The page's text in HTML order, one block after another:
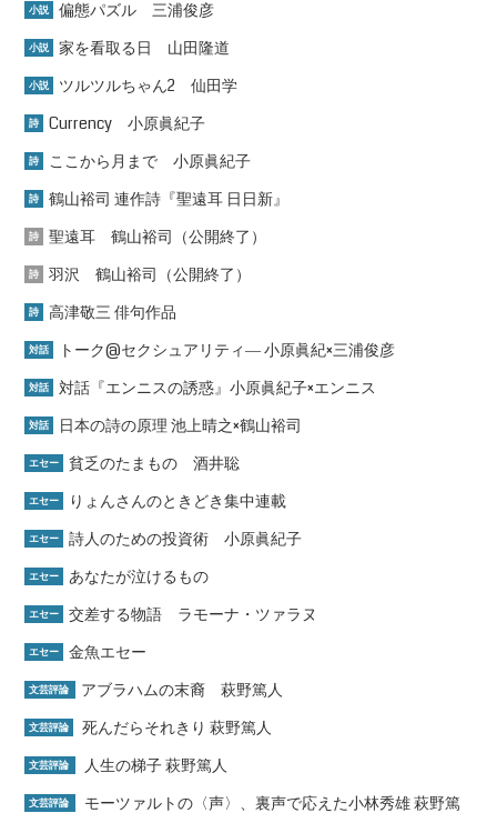
小説 偏態パズル 三浦俊彦
小説 家を看取る日 山田隆道
小説 ツルツルちゃん2 仙田学
詩 Currency 小原眞紀子
詩 ここから月まで 小原眞紀子
詩 鶴山裕司 連作詩『聖遠耳 日日新』
詩 聖遠耳 鶴山裕司（公開終了）
詩 羽沢 鶴山裕司（公開終了）
詩 高津敬三 俳句作品
対話 トーク@セクシュアリティ― 小原眞紀×三浦俊彦
対話 対話『エンニスの誘惑』小原眞紀子×エンニス
対話 日本の詩の原理 池上晴之×鶴山裕司
エセー 貧乏のたまもの 酒井聡
エセー りょんさんのときどき集中連載
エセー 詩人のための投資術 小原眞紀子
エセー あなたが泣けるもの
エセー 交差する物語 ラモーナ・ツァラヌ
エセー 金魚エセー
文芸評論 アブラハムの末裔 萩野篤人
文芸評論 死んだらそれきり 萩野篤人
文芸評論 人生の梯子 萩野篤人
文芸評論
モーツァルトの〈声〉、裏声で応えた小林秀雄 萩野篤